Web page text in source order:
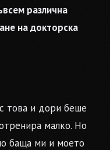
различна
на докторска
това и дори беше
малко. Но
баща ми и моето